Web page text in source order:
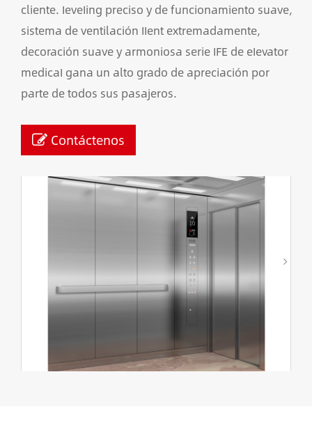
cliente. IeveIing preciso y de funcionamiento suave,
sistema de ventilación IIent extremadamente,
decoración suave y armoniosa serie IFE de eIevator
medicaI gana un alto grado de apreciación por
parte de todos sus pasajeros.
Contáctenos